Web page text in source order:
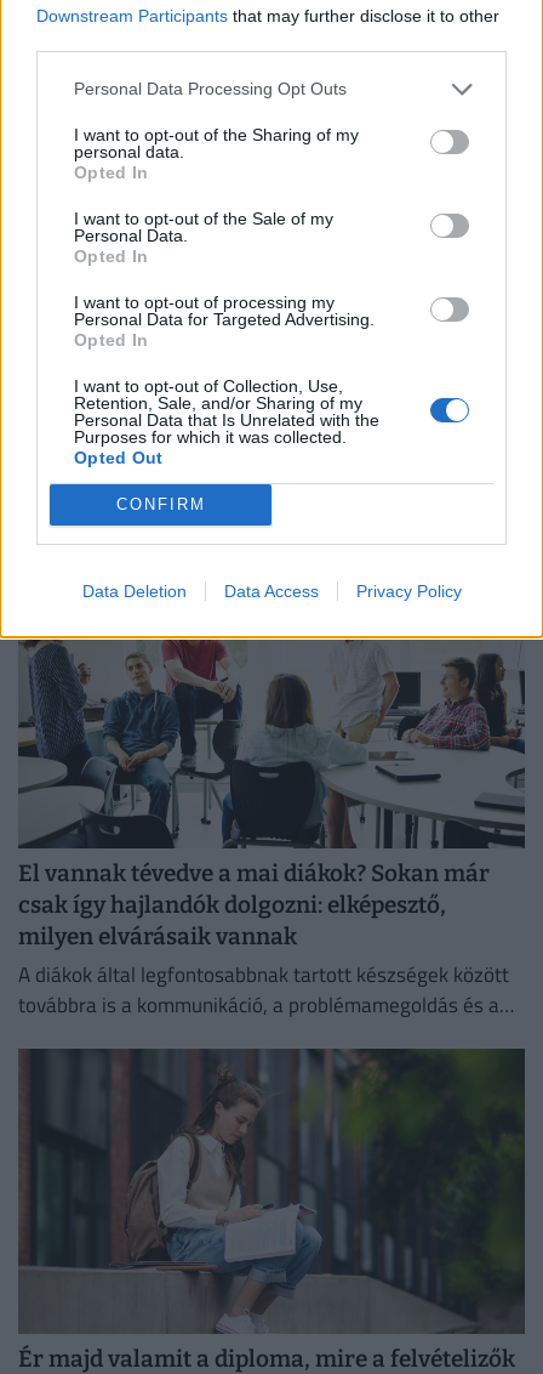
Downstream Participants that may further disclose it to other
Personal Data Processing Opt Outs
I want to opt-out of the Sharing of my
personal data.
Opted In
I want to opt-out of the Sale of my
Personal Data.
Opted In
I want to opt-out of processing my
Personal Data for Targeted Advertising.
Opted In
I want to opt-out of Collection, Use,
Retention, Sale, and/or Sharing of my
Personal Data that Is Unrelated with the
Purposes for which it was collected.
Opted Out
CONFIRM
Data Deletion Data Access Privacy Policy
számok mögött továbbra is jelentős jövedelmi
Így dolgoznak home officeból az élelmesek,
miközben utazgatnak: itt a TOP10 úticél, ahol
ezt legkönnyebben megteheted
Az IWG kutatása szerint a helyfüggetlen munkavégzés a
válaszadók 90%-ánál javította a munka és a magánélet
egyensúlyát, míg 80%-uk produktívabbnak érzi magát.
El vannak tévedve a mai diákok? Sokan már
csak így hajlandók dolgozni: elképesztő,
milyen elvárásaik vannak
A diákok által legfontosabbnak tartott készségek között
továbbra is a kommunikáció, a problémamegoldás és a
Ér majd valamit a diploma, mire a felvételizők